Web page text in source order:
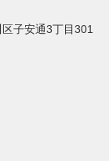
子安通3丁目301